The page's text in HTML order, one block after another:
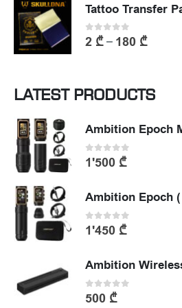
0out of 5
2 ₾– 180 ₾
LATEST PRODUCTS
Ambition Epoch
0out of 5
1'500 ₾
Ambition Epoch
0out of 5
1'450 ₾
0out of 5
500 ₾